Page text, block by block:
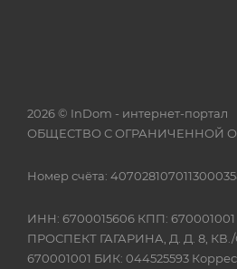
2026 © InDom - интернет-портал
ОБЩЕСТВО С ОГРАНИЧЕННОЙ
Номер счёта:
ИНН: 6700015606 КПП:
ПРОСПЕКТ ГАГАРИНА, Д. Д. 8,
670001001 БИК: 044525593